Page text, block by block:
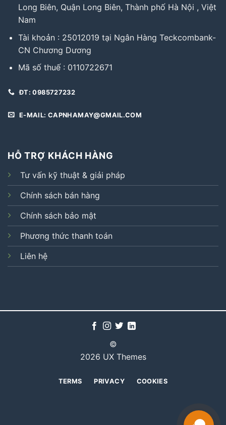
Long Biên, Quận Long Biên, Thành phố Hà Nội , Việt
Nam
Tài khoản : 25012019 tại Ngân Hàng Teckcombank-
CN Chương Dương
Mã số thuế : 0110722671
ĐT: 0985727232
E-MAIL: CAPNHAMAY@GMAIL.COM
HỖ TRỢ KHÁCH HÀNG
Tư vấn kỹ thuật & giải pháp
Chính sách bán hàng
Chính sách bảo mật
Phương thức thanh toán
Liên hệ
©
2026 UX Themes
TERMS PRIVACY COOKIES